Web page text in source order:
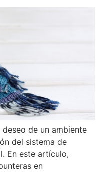
de un ambiente
del sistema de
En este artículo,
en